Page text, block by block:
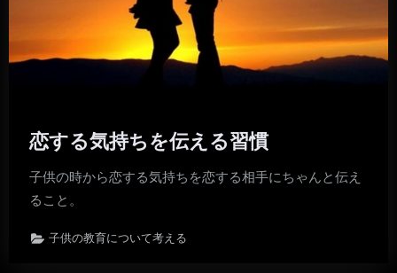
恋する気持ちを伝える習慣
子供の時から恋する気持ちを恋する相手にちゃんと伝え
ること。
子供の教育について考える